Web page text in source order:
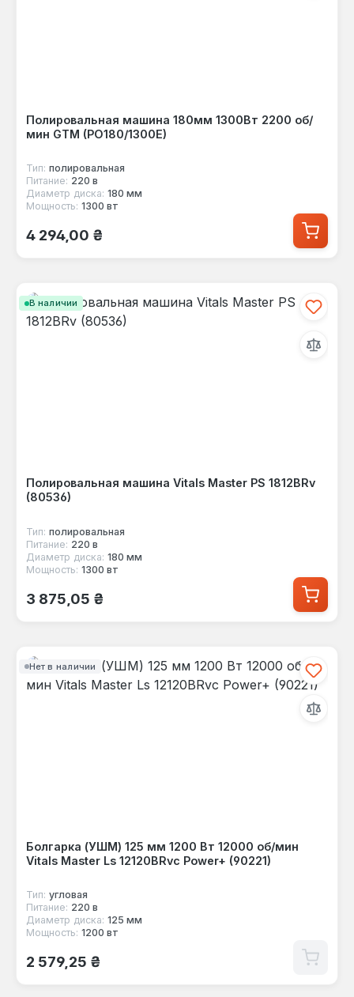
Полировальная машина 180мм 1300Вт 2200 об/
мин GTM (PO180/1300E)
Тип: полировальная
Питание: 220 в
Диаметр диска: 180 мм
Мощность: 1300 вт
Обычная цена:
4 294,00 ₴
В наличии
Полировальная машина Vitals Master PS 1812BRv
(80536)
Тип: полировальная
Питание: 220 в
Диаметр диска: 180 мм
Мощность: 1300 вт
Обычная цена:
3 875,05 ₴
Нет в наличии
Болгарка (УШМ) 125 мм 1200 Вт 12000 об/мин
Vitals Master Ls 12120BRvc Power+ (90221)
Тип: угловая
Питание: 220 в
Диаметр диска: 125 мм
Мощность: 1200 вт
Обычная цена:
2 579,25 ₴